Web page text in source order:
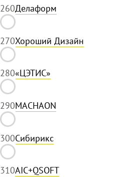
260Делаформ
270Хороший Дизайн
280«ЦЭТИС»
290MACHAON
300Сибирикс
310AIC+QSOFT